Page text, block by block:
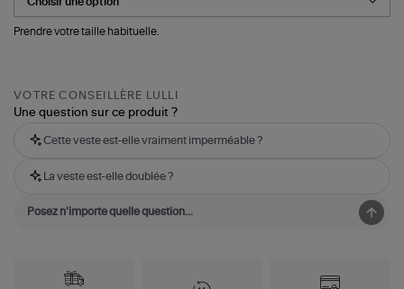
Prendre votre taille habituelle.
VOTRE CONSEILLÈRE LULLI
Une question sur ce produit ?
Cette veste est-elle vraiment imperméable ?
La veste est-elle doublée ?